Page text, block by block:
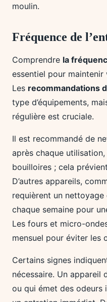
moulin.
Fréquence de
Comprendre la
essentiel pour
Les recommandations
type d’équipements,
régulière est cruciale.
Il est recommandé de
après chaque
bouilloires ; cela
D’autres appareils,
requièrent un
chaque semaine pour
Les fours et micro-
mensuel pour éviter les
Certains signes
nécessaire. Un appareil
ou qui émet des odeurs